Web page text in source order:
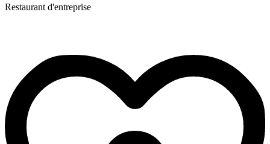
Restaurant d'entreprise